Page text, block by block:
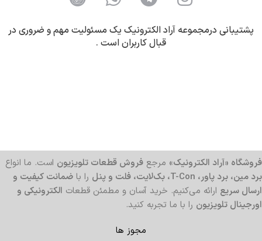
پشتیبانی درمجموعه آراد الکترونیک یک مسئولیت مهم و ضروری در
قبال کاربران است .
فروشگاه «آراد الکترونیک» مرجع فروش قطعات تلویزیون است. ما انواع
برد مین، برد پاور، T-Con، بک‌لایت، فلت و پنل
را با ضمانت کیفیت و
ارسال سریع ارائه می‌کنیم. خرید آسان و مطمئن قطعات الکترونیکی و
اورجینال تلویزیون را با ما تجربه کنید.
مجوز ها